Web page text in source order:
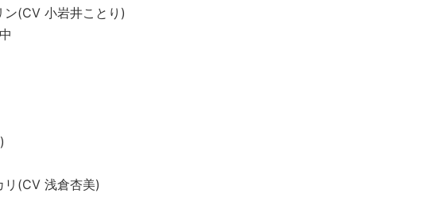
(CV 小岩井ことり)
(CV 浅倉杏美)